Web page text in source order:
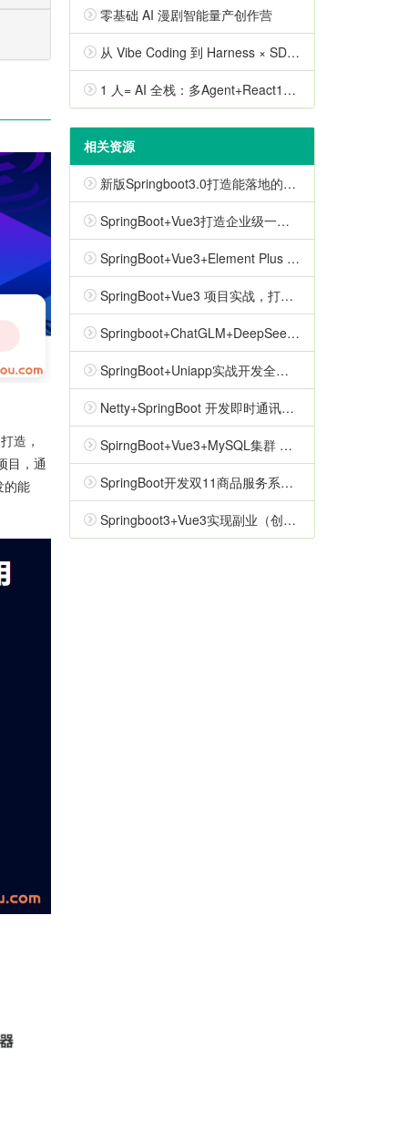
造，
目，通
的能
零基础 AI 漫剧智能量产创作营
从 Vibe Coding 到 Harness × SDD 全栈开发实战（已完结）
1 人= AI 全栈：多Agent+React19+Elysia+DevOps实战
相关资源
新版Springboot3.0打造能落地的高并发仿12306售票系统（完结，视频+代码+电子书）
SpringBoot+Vue3打造企业级一体化SaaS系统 2025升级版（已完结）
SpringBoot+Vue3+Element Plus 打造分布式存储系统（已完结）
SpringBoot+Vue3 项目实战，打造企业级在线办公系统（2023升级版）
Springboot+ChatGLM+DeepSeek实战AI数字人面试官系统（已完结）
SpringBoot+Uniapp实战开发全新仿抖音短视频App【2022升级版】
Netty+SpringBoot 开发即时通讯系统（网盘完结无密）
SpirngBoot+Vue3+MySQL集群 开发健康体检双系统（高清完结无密）
SpringBoot开发双11商品服务系统（完结无密）
Springboot3+Vue3实现副业（创业）智能语音项目开发（已完结）